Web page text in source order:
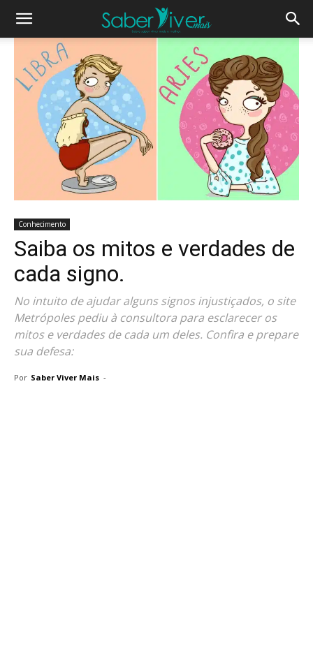
Conhecimento
Saiba os mitos e verdades de
cada signo.
No intuito de ajudar alguns signos injustiçados, o site
Metrópoles pediu à consultora para esclarecer os
mitos e verdades de cada um deles. Confira e prepare
sua defesa:
Por Saber Viver Mais -